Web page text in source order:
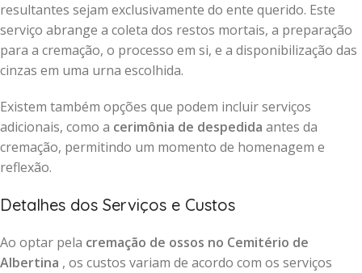
resultantes sejam exclusivamente do ente querido. Este
serviço abrange a coleta dos restos mortais, a preparação
para a cremação, o processo em si, e a disponibilização das
cinzas em uma urna escolhida.
Existem também opções que podem incluir serviços
adicionais, como a cerimônia de despedida antes da
cremação, permitindo um momento de homenagem e
reflexão.
Detalhes dos Serviços e Custos
Ao optar pela cremação de ossos no Cemitério de
Albertina , os custos variam de acordo com os serviços